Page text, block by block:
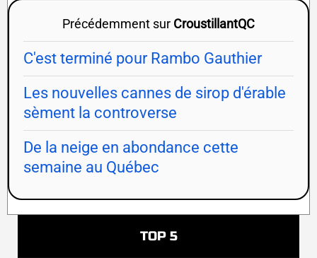
Précédemment sur CroustillantQC
C'est terminé pour Rambo Gauthier
Les nouvelles cannes de sirop d'érable
sèment la controverse
De la neige en abondance cette
semaine au Québec
TOP 5